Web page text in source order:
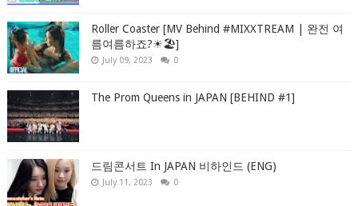
Roller Coaster [MV Behind #MIXXTREAM | 완전 여
름여름하죠?☀🏖]
July 09, 2023 0
The Prom Queens in JAPAN [BEHIND #1]
드림콘서트 In JAPAN 비하인드 (ENG)
July 11, 2023 0